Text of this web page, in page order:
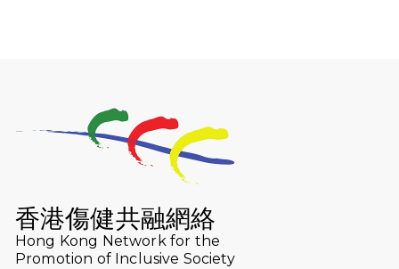
2026-07-23
猛龍長跑隊恆常練習 - 7月23日
（19:00開始）
猛龍長跑隊恆常練習 - 7月16日
2026-07-10
【猛龍戈壁118公里分享暨香港傷健共
融網絡15周年晚宴】
香港傷健共融網絡
Hong Kong Network for the
Promotion of Inclusive Society